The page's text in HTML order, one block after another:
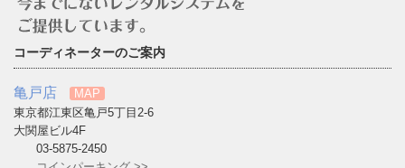
コーディネーターのご案内
亀戸店
MAP
東京都江東区亀戸5丁目2-6
大関屋ビル4F
03-5875-2450